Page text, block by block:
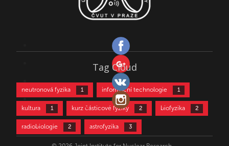
Tag Cloud
neutronová fyzika 1 informační technologie 1
kultura 1 kurz částicové fyziky 2 biofyzika 2
radiobiologie 2 astrofyzika 3